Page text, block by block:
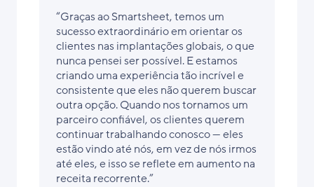
“Graças ao Smartsheet, temos um
sucesso extraordinário em orientar os
clientes nas implantações globais, o que
nunca pensei ser possível. E estamos
criando uma experiência tão incrível e
consistente que eles não querem buscar
outra opção. Quando nos tornamos um
parceiro confiável, os clientes querem
continuar trabalhando conosco — eles
estão vindo até nós, em vez de nós irmos
até eles, e isso se reflete em aumento na
receita recorrente.”